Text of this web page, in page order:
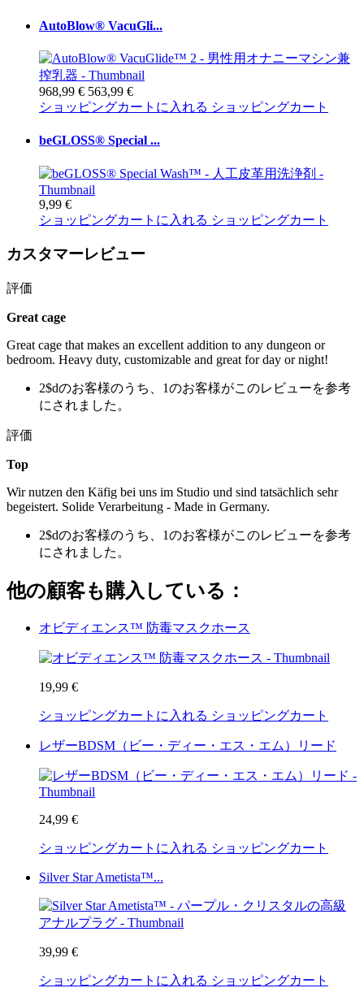
AutoBlow® VacuGli...
968,99 € 563,99 €
ショッピングカートに入れる ショッピングカート
beGLOSS® Special ...
9,99 €
ショッピングカートに入れる ショッピングカート
カスタマーレビュー
評価
Great cage
Great cage that makes an excellent addition to any dungeon or
bedroom. Heavy duty, customizable and great for day or night!
2$dのお客様のうち、1のお客様がこのレビューを参考
にされました。
評価
Top
Wir nutzen den Käfig bei uns im Studio und sind tatsächlich sehr
begeistert. Solide Verarbeitung - Made in Germany.
2$dのお客様のうち、1のお客様がこのレビューを参考
にされました。
他の顧客も購入している：
オビディエンス™ 防毒マスクホース
19,99 €
ショッピングカートに入れる ショッピングカート
レザーBDSM（ビー・ディー・エス・エム）リード
24,99 €
ショッピングカートに入れる ショッピングカート
Silver Star Ametista™...
39,99 €
ショッピングカートに入れる ショッピングカート